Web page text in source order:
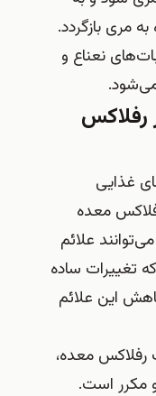
مری بازگردد.
نعناع و
رفلاکس
غذایی
معده
علائم
تغییرات ساده
این علائم
رفلاکس معده،
مکرر است.